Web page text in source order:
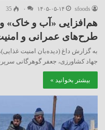
sfoods ۱۴۰۵-۰۵-۱۴ ۰ 35
هم‌افزایی «آب و خاک» و
طرح‌های عمرانی و
به گزارش داغ (دیده‌بان امنیت
جهاد کشاورزی، جعفر گوهرگانی
بیشتر بخوانید »